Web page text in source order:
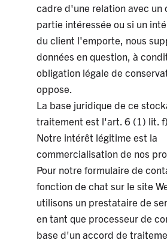
cadre d'une relation avec un
partie intéressée ou si un
du client l'emporte, nous
données en question, à
obligation légale de
oppose.
La base juridique de ce
traitement est l'art. 6 (1) lit. f)
Notre intérêt légitime est la
commercialisation de nos
Pour notre formulaire de
fonction de chat sur le site
utilisons un prestataire de
en tant que processeur de
base d'un accord de